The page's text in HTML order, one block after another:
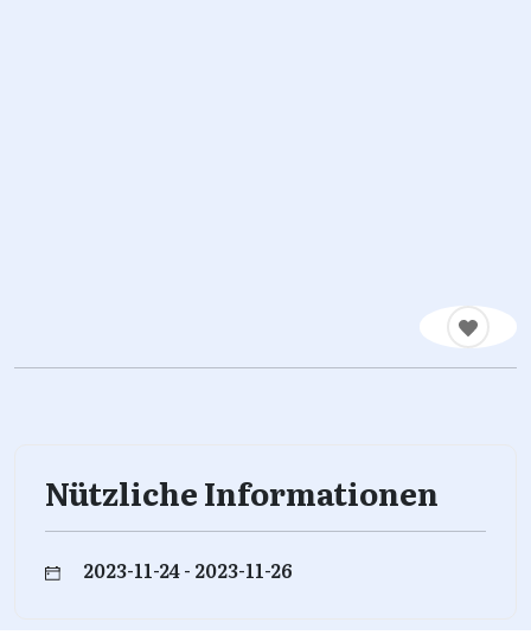
Nützliche Informationen
2023-11-24 - 2023-11-26